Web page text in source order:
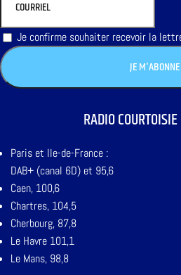
Je confirme souhaiter recevoir la
RADIO
Paris et Ile-de-France :
DAB+ (canal 6D) et 95,6
Caen, 100,6
Chartres, 104,5
Cherbourg, 87,8
Le Havre 101,1
Le Mans, 98,8